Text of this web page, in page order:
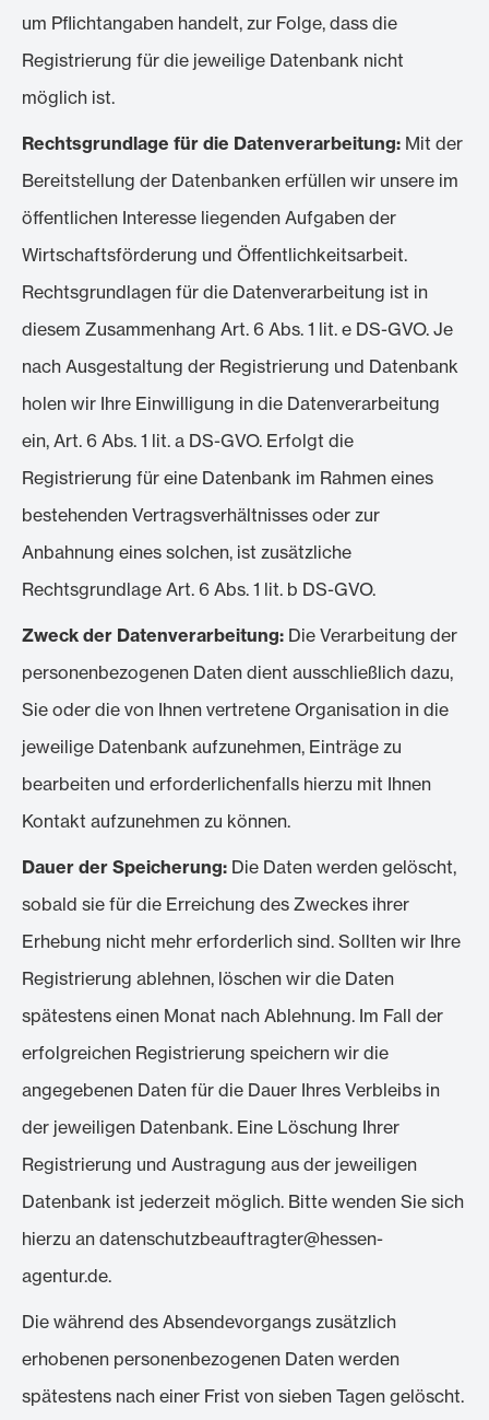
um Pflichtangaben handelt, zur Folge, dass die
Registrierung für die jeweilige Datenbank nicht
möglich ist.
Rechtsgrundlage für die Datenverarbeitung: Mit der
Bereitstellung der Datenbanken erfüllen wir unsere im
öffentlichen Interesse liegenden Aufgaben der
Wirtschaftsförderung und Öffentlichkeitsarbeit.
Rechtsgrundlagen für die Datenverarbeitung ist in
diesem Zusammenhang Art. 6 Abs. 1 lit. e DS-GVO. Je
nach Ausgestaltung der Registrierung und Datenbank
holen wir Ihre Einwilligung in die Datenverarbeitung
ein, Art. 6 Abs. 1 lit. a DS-GVO. Erfolgt die
Registrierung für eine Datenbank im Rahmen eines
bestehenden Vertragsverhältnisses oder zur
Anbahnung eines solchen, ist zusätzliche
Rechtsgrundlage Art. 6 Abs. 1 lit. b DS-GVO.
Zweck der Datenverarbeitung: Die Verarbeitung der
personenbezogenen Daten dient ausschließlich dazu,
Sie oder die von Ihnen vertretene Organisation in die
jeweilige Datenbank aufzunehmen, Einträge zu
bearbeiten und erforderlichenfalls hierzu mit Ihnen
Kontakt aufzunehmen zu können.
Dauer der Speicherung: Die Daten werden gelöscht,
sobald sie für die Erreichung des Zweckes ihrer
Erhebung nicht mehr erforderlich sind. Sollten wir Ihre
Registrierung ablehnen, löschen wir die Daten
spätestens einen Monat nach Ablehnung. Im Fall der
erfolgreichen Registrierung speichern wir die
angegebenen Daten für die Dauer Ihres Verbleibs in
der jeweiligen Datenbank. Eine Löschung Ihrer
Registrierung und Austragung aus der jeweiligen
Datenbank ist jederzeit möglich. Bitte wenden Sie sich
hierzu an datenschutzbeauftragter@hessen-
agentur.de.
Die während des Absendevorgangs zusätzlich
erhobenen personenbezogenen Daten werden
spätestens nach einer Frist von sieben Tagen gelöscht.